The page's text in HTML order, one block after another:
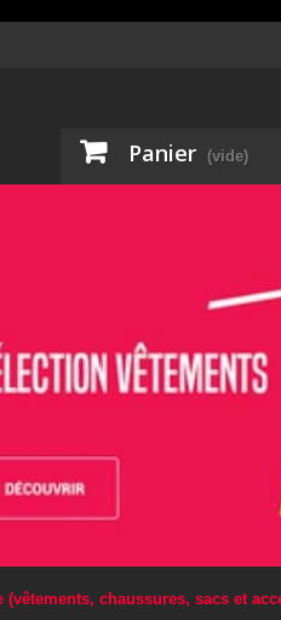
Panier (vide)
chaussures, sacs et